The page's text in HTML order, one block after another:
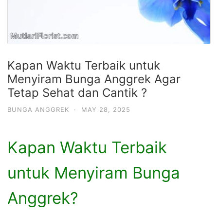
Kapan Waktu Terbaik untuk
Menyiram Bunga Anggrek Agar
Tetap Sehat dan Cantik ?
BUNGA ANGGREK · MAY 28, 2025
Kapan Waktu Terbaik
untuk Menyiram Bunga
Anggrek?